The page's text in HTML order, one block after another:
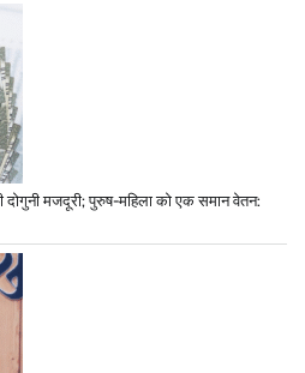
दोगुनी मजदूरी; पुरुष-महिला को एक समान वेतन: